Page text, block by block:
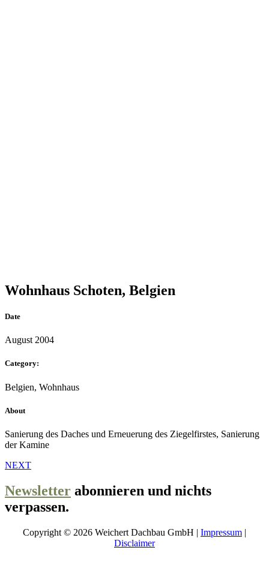
Wohnhaus Schoten, Belgien
Date
August 2004
Category:
Belgien, Wohnhaus
About
Sanierung des Daches und Erneuerung des Ziegelfirstes, Sanierung
der Kamine
NEXT
Newsletter abonnieren und nichts
verpassen.
Copyright © 2026 Weichert Dachbau GmbH | Impressum |
Disclaimer